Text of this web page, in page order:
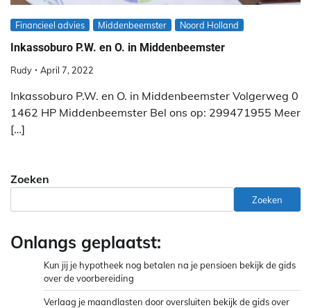
Financieel advies Middenbeemster Noord Holland
Inkassoburo P.W. en O. in Middenbeemster
Rudy April 7, 2022
Inkassoburo P.W. en O. in Middenbeemster Volgerweg 0
1462 HP Middenbeemster Bel ons op: 299471955 Meer
[…]
Zoeken
Zoeken
Onlangs geplaatst:
Kun jij je hypotheek nog betalen na je pensioen bekijk de gids
over de voorbereiding
Verlaag je maandlasten door oversluiten bekijk de gids over